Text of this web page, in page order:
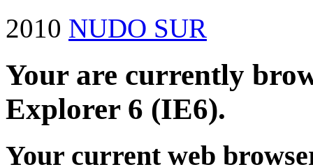
2010 NUDO SUR
Your are currently
Explorer 6 (IE6).
Your current web